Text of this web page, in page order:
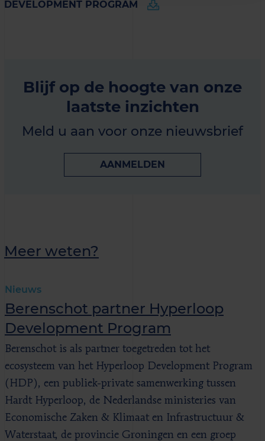
DEVELOPMENT PROGRAM
Blijf op de hoogte van onze
laatste inzichten
Meld u aan voor onze nieuwsbrief
AANMELDEN
Meer weten?
Nieuws
Berenschot partner Hyperloop
Development Program
Berenschot is als partner toegetreden tot het
ecosysteem van het Hyperloop Development Program
(HDP), een publiek-private samenwerking tussen
Hardt Hyperloop, de Nederlandse ministeries van
Economische Zaken & Klimaat en Infrastructuur &
Waterstaat, de provincie Groningen en een groep